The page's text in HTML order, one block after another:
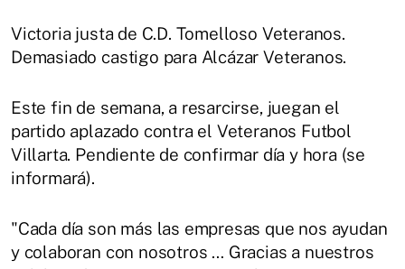
Victoria justa de C.D. Tomelloso Veteranos.
Demasiado castigo para Alcázar Veteranos.
Este fin de semana, a resarcirse, juegan el
partido aplazado contra el Veteranos Futbol
Villarta. Pendiente de confirmar día y hora (se
informará).
"Cada día son más las empresas que nos ayudan
y colaboran con nosotros … Gracias a nuestros